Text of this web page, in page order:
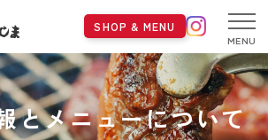
SHOP & MENU
MENU
とメニューについて